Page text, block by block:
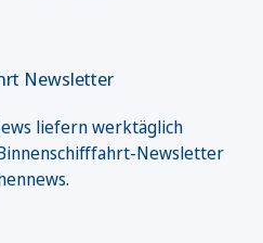
Newsletter
liefern werktäglich
Newsletter